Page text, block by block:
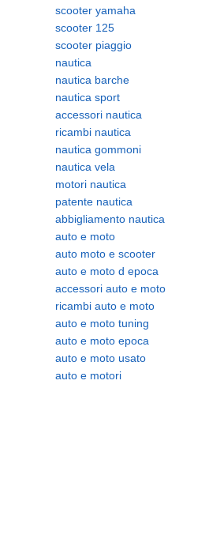
scooter yamaha
scooter 125
scooter piaggio
nautica
nautica barche
nautica sport
accessori nautica
ricambi nautica
nautica gommoni
nautica vela
motori nautica
patente nautica
abbigliamento nautica
auto e moto
auto moto e scooter
auto e moto d epoca
accessori auto e moto
ricambi auto e moto
auto e moto tuning
auto e moto epoca
auto e moto usato
auto e motori